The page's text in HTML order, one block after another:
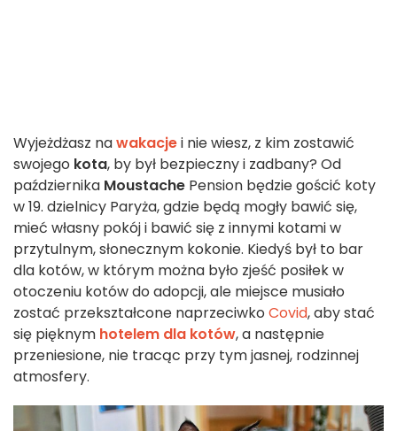
Wyjeżdżasz nawakacjei nie wiesz, z kim zostawić
swojego kota, by był bezpieczny i zadbany? Od
października Moustache Pension będzie gościć koty
w 19. dzielnicy Paryża, gdzie będą mogły bawić się,
mieć własny pokój i bawić się z innymi kotami w
przytulnym, słonecznym kokonie. Kiedyś był to bar
dla kotów, w którym można było zjeść posiłek w
otoczeniu kotów do adopcji, ale miejsce musiało
zostać przekształcone naprzeciwko Covid, aby stać
się pięknym hotelem dla kotów, a następnie
przeniesione, nie tracąc przy tym jasnej, rodzinnej
atmosfery.